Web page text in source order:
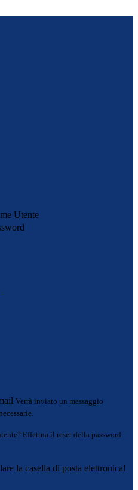
Utente
Verrà inviato un messaggio
Effettua il reset della password
la casella di posta elettronica!